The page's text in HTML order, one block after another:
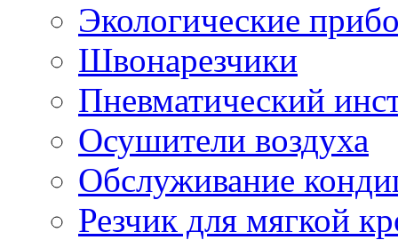
Экологические
Швонарезчики
Пневматический
Осушители воздуха
Обслуживание
Резчик для мягкой